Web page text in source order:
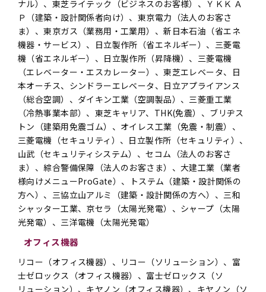
ナル）、東芝ライテック（ビジネスのお客様）、ＹＫＫ Ａ
Ｐ（建築・設計関係者向け）、東京電力（法人のお客さ
ま）、東京ガス（業務用・工業用）、新日本石油（省エネ
機器・サービス）、日立製作所（省エネルギー）、三菱電
機（省エネルギー）、日立製作所（昇降機）、三菱電機
（エレベーター・エスカレーター）、東芝エレベータ、日
本オーチス、シンドラーエレベータ、日立アプライアンス
（総合空調）、ダイキン工業（空調製品）、三菱重工業
（冷熱事業本部）、東芝キャリア、THK(免震）、ブリヂス
トン（建築用免震ゴム）、オイレス工業（免震・制震）、
三菱電機（セキュリティ）、日立製作所（セキュリティ）、
山武（セキュリティシステム）、セコム（法人のお客さ
ま）、綜合警備保障（法人のお客さま）、大建工業（業者
様向けメニューProGate）、トステム（建築・設計関係の
方へ）、三協立山アルミ（建築・設計関係の方へ）、三和
シャッター工業、京セラ（太陽光発電）、シャープ（太陽
光発電）、三洋電機（太陽光発電）
オフィス機器
リコー（オフィス機器）、リコー（ソリューション）、富
士ゼロックス（オフィス機器）、富士ゼロックス（ソ
リューション）、キヤノン（オフィス機器）、キヤノン（ソ